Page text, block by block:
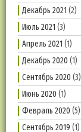
Декабрь 2021 (2)
Июль 2021 (3)
Апрель 2021 (1)
Декабрь 2020 (1)
Сентябрь 2020 (3)
Июнь 2020 (1)
Февраль 2020 (5)
Сентябрь 2019 (1)